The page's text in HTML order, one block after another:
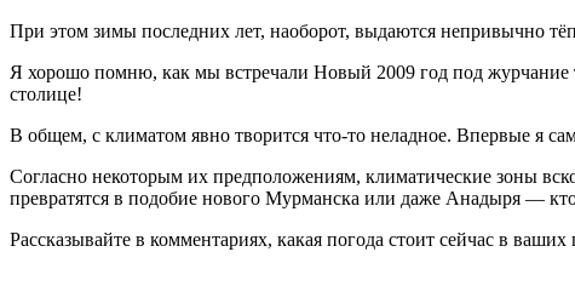
При этом зимы последних лет, наоборот, выдаются непривычно
Я хорошо помню, как мы встречали Новый 2009 год под
столице!
В общем, с климатом явно творится что-то неладное. Впервые я
Согласно некоторым их предположениям, климатические зоны
превратятся в подобие нового Мурманска или даже Анадыря — кто
Рассказывайте в комментариях, какая погода стоит сейчас в